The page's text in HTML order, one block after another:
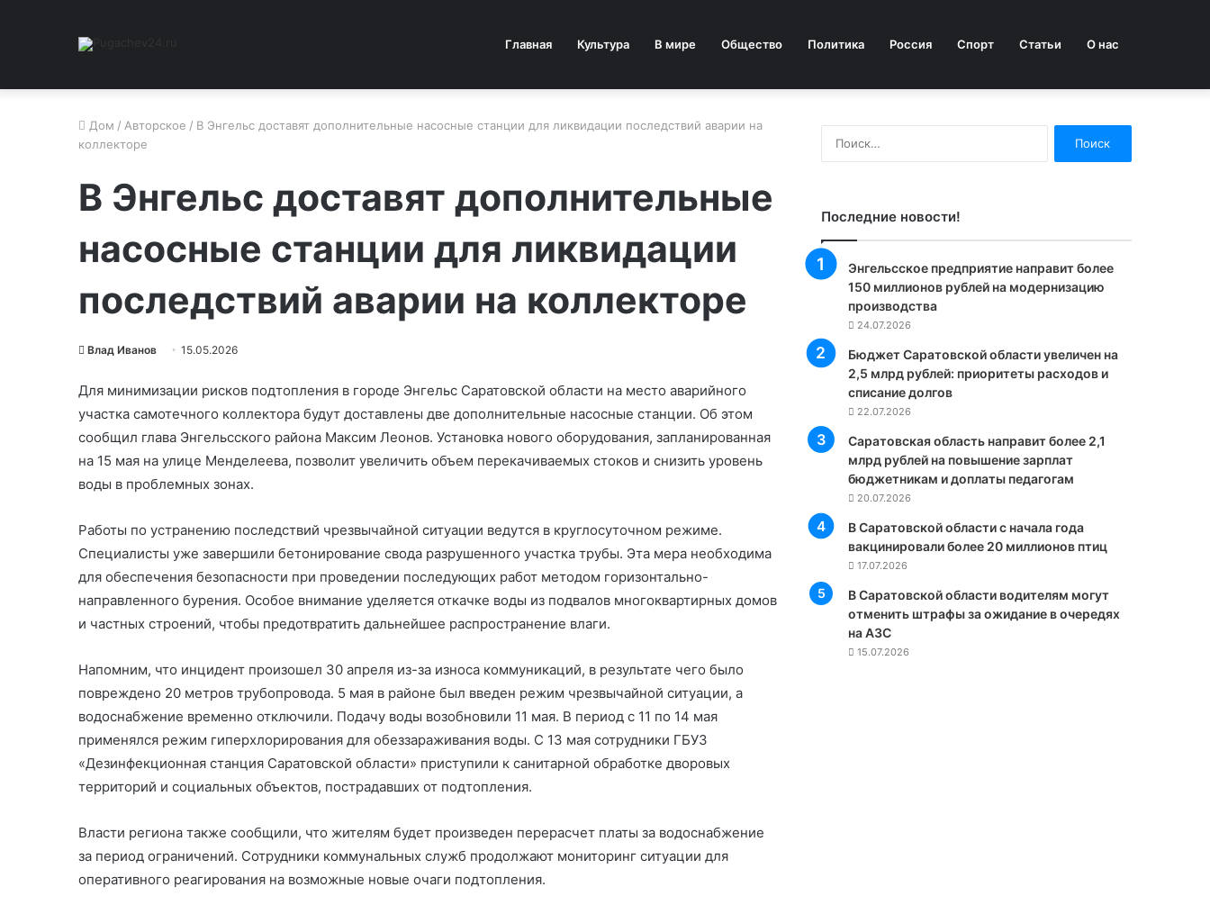
Главная Культура В мире Общество Политика Россия Спорт Статьи О нас
Дом / Авторское / В Энгельс доставят дополнительные насосные станции для ликвидации последствий аварии на
коллекторе
В Энгельс доставят дополнительные
насосные станции для ликвидации
последствий аварии на коллекторе
Влад Иванов 15.05.2026
Для минимизации рисков подтопления в городе Энгельс Саратовской области на место аварийного
участка самотечного коллектора будут доставлены две дополнительные насосные станции. Об этом
сообщил глава Энгельсского района Максим Леонов. Установка нового оборудования, запланированная
на 15 мая на улице Менделеева, позволит увеличить объем перекачиваемых стоков и снизить уровень
воды в проблемных зонах.
Работы по устранению последствий чрезвычайной ситуации ведутся в круглосуточном режиме.
Специалисты уже завершили бетонирование свода разрушенного участка трубы. Эта мера необходима
для обеспечения безопасности при проведении последующих работ методом горизонтально-
направленного бурения. Особое внимание уделяется откачке воды из подвалов многоквартирных домов
и частных строений, чтобы предотвратить дальнейшее распространение влаги.
Напомним, что инцидент произошел 30 апреля из-за износа коммуникаций, в результате чего было
повреждено 20 метров трубопровода. 5 мая в районе был введен режим чрезвычайной ситуации, а
водоснабжение временно отключили. Подачу воды возобновили 11 мая. В период с 11 по 14 мая
применялся режим гиперхлорирования для обеззараживания воды. С 13 мая сотрудники ГБУЗ
«Дезинфекционная станция Саратовской области» приступили к санитарной обработке дворовых
территорий и социальных объектов, пострадавших от подтопления.
Власти региона также сообщили, что жителям будет произведен перерасчет платы за водоснабжение
за период ограничений. Сотрудники коммунальных служб продолжают мониторинг ситуации для
оперативного реагирования на возможные новые очаги подтопления.
Последние новости!
Энгельсское предприятие направит более
150 миллионов рублей на модернизацию
производства
24.07.2026
Бюджет Саратовской области увеличен на
2,5 млрд рублей: приоритеты расходов и
списание долгов
22.07.2026
Саратовская область направит более 2,1
млрд рублей на повышение зарплат
бюджетникам и доплаты педагогам
20.07.2026
В Саратовской области с начала года
вакцинировали более 20 миллионов птиц
17.07.2026
В Саратовской области водителям могут
отменить штрафы за ожидание в очередях
на АЗС
15.07.2026